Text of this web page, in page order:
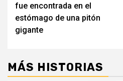
fue encontrada en el
estómago de una pitón
gigante
MÁS HISTORIAS